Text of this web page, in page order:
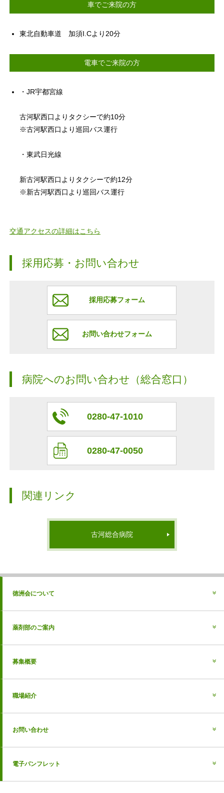
車でご来院の方
東北自動車道 加須I.Cより20分
電車でご来院の方
・JR宇都宮線
古河駅西口よりタクシーで約10分
※古河駅西口より巡回バス運行
・東武日光線
新古河駅西口よりタクシーで約12分
※新古河駅西口より巡回バス運行
交通アクセスの詳細はこちら
採用応募・お問い合わせ
採用応募フォーム
お問い合わせフォーム
病院へのお問い合わせ（総合窓口）
0280-47-1010
0280-47-0050
関連リンク
古河総合病院
徳洲会について
薬剤部のご案内
募集概要
職場紹介
お問い合わせ
電子パンフレット